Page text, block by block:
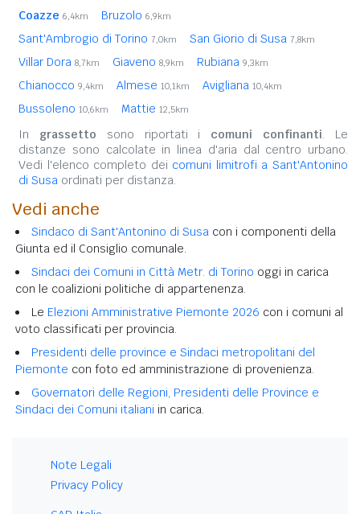
Coazze 6,4km Bruzolo 6,9km
Sant'Ambrogio di Torino 7,0km San Giorio di Susa 7,8km
Villar Dora 8,7km Giaveno 8,9km Rubiana 9,3km
Chianocco 9,4km Almese 10,1km Avigliana 10,4km
Bussoleno 10,6km Mattie 12,5km
In grassetto sono riportati i comuni confinanti. Le
distanze sono calcolate in linea d'aria dal centro urbano.
Vedi l'elenco completo dei comuni limitrofi a Sant'Antonino
di Susa ordinati per distanza.
Vedi anche
Sindaco di Sant'Antonino di Susa con i componenti della
Giunta ed il Consiglio comunale.
Sindaci dei Comuni in Città Metr. di Torino oggi in carica
con le coalizioni politiche di appartenenza.
Le Elezioni Amministrative Piemonte 2026 con i comuni al
voto classificati per provincia.
Presidenti delle province e Sindaci metropolitani del
Piemonte con foto ed amministrazione di provenienza.
Governatori delle Regioni, Presidenti delle Province e
Sindaci dei Comuni italiani in carica.
Note Legali
Privacy Policy